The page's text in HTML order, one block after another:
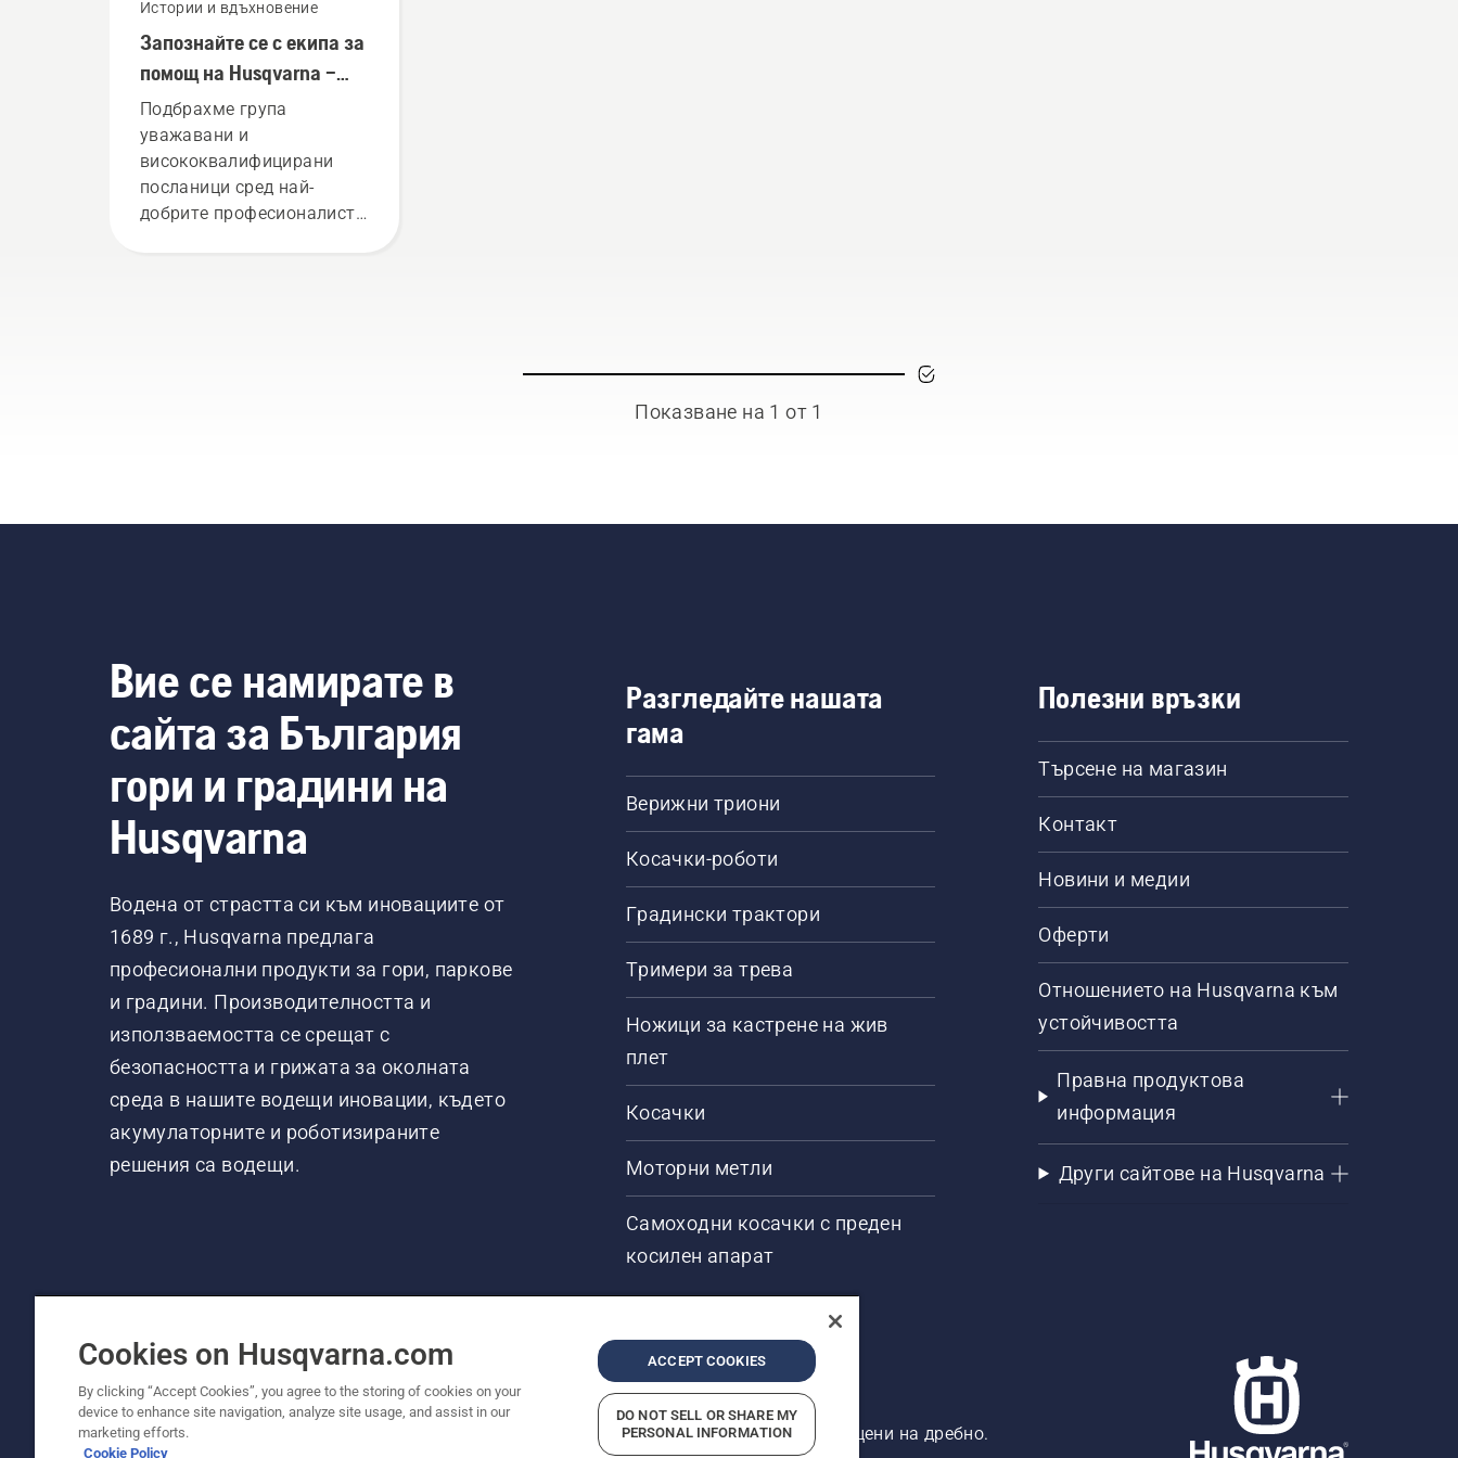
Истории и вдъхновение
Запознайте се с екипа за
помощ на Husqvarna –
нашите най-взискателни
потребители
Подбрахме група
уважавани и
висококвалифицирани
посланици сред най-
добрите професионалисти
Показване на 1 от 1
Вие се намирате в
сайта за България
гори и градини на
Husqvarna
Водена от страстта си към иновациите от
1689 г., Husqvarna предлага
професионални продукти за гори, паркове
и градини. Производителността и
използваемостта се срещат с
безопасността и грижата за околната
среда в нашите водещи иновации, където
акумулаторните и роботизираните
решения са водещи.
Разгледайте нашата
гама
Верижни триони
Косачки-роботи
Градински трактори
Тримери за трева
Ножици за кастрене на жив
плет
Косачки
Моторни метли
Самоходни косачки с преден
косилен апарат
Полезни връзки
Търсене на магазин
Контакт
Новини и медии
Оферти
Отношението на Husqvarna към
устойчивостта
Правна продуктова
информация
Други сайтове на Husqvarna
© Husqvarna AB (публ). Всички права запазени. Показаните цени са препоръчителните цени на дребно.
Cookies on Husqvarna.com
By clicking “Accept Cookies”, you agree to the storing of cookies on your
device to enhance site navigation, analyze site usage, and assist in our
marketing efforts.
Cookie Policy
ACCEPT COOKIES
DO NOT SELL OR SHARE MY
PERSONAL INFORMATION